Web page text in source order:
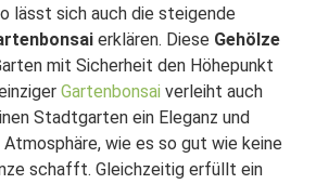
lässt sich auch die steigende
erklären. Diese Gehölze
mit Sicherheit den Höhepunkt
Gartenbonsai verleiht auch
Stadtgarten ein Eleganz und
wie es so gut wie keine
schafft. Gleichzeitig erfüllt ein